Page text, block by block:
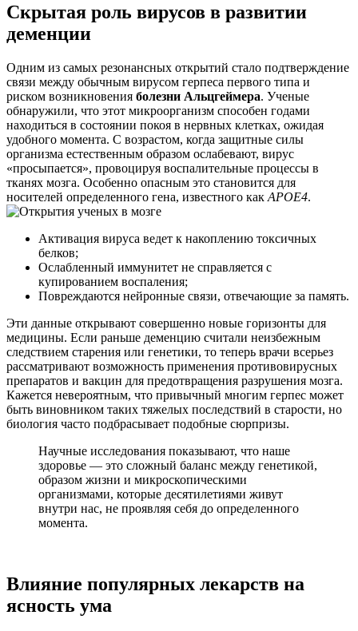
Скрытая роль вирусов в развитии
деменции
Одним из самых резонансных открытий стало подтверждение
связи между обычным вирусом герпеса первого типа и
риском возникновения болезни Альцгеймера. Ученые
обнаружили, что этот микроорганизм способен годами
находиться в состоянии покоя в нервных клетках, ожидая
удобного момента. С возрастом, когда защитные силы
организма естественным образом ослабевают, вирус
«просыпается», провоцируя воспалительные процессы в
тканях мозга. Особенно опасным это становится для
носителей определенного гена, известного как APOE4.
Активация вируса ведет к накоплению токсичных
белков;
Ослабленный иммунитет не справляется с
купированием воспаления;
Повреждаются нейронные связи, отвечающие за память.
Эти данные открывают совершенно новые горизонты для
медицины. Если раньше деменцию считали неизбежным
следствием старения или генетики, то теперь врачи всерьез
рассматривают возможность применения противовирусных
препаратов и вакцин для предотвращения разрушения мозга.
Кажется невероятным, что привычный многим герпес может
быть виновником таких тяжелых последствий в старости, но
биология часто подбрасывает подобные сюрпризы.
Научные исследования показывают, что наше
здоровье — это сложный баланс между генетикой,
образом жизни и микроскопическими
организмами, которые десятилетиями живут
внутри нас, не проявляя себя до определенного
момента.
Влияние популярных лекарств на
ясность ума